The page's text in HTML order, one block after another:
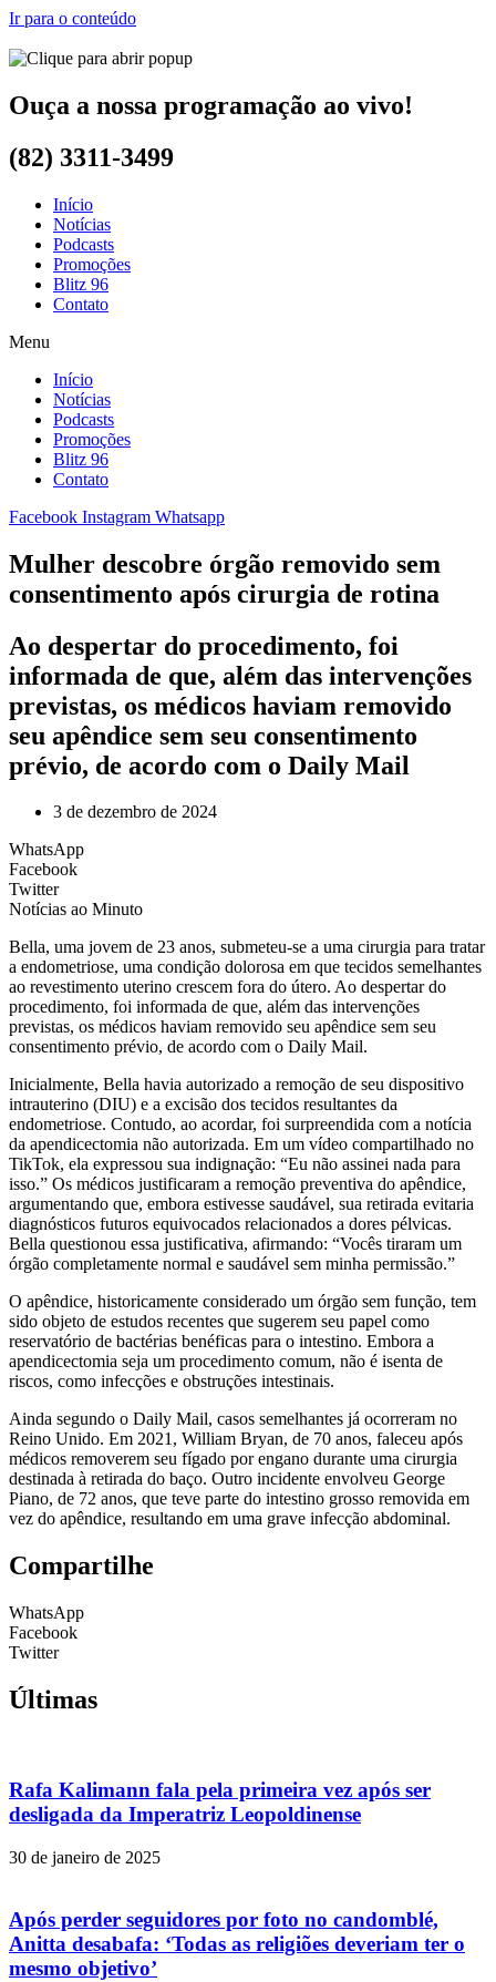
Ir para o conteúdo
Ouça a nossa programação ao vivo!
(82) 3311-3499
Início
Notícias
Podcasts
Promoções
Blitz 96
Contato
Menu
Início
Notícias
Podcasts
Promoções
Blitz 96
Contato
Facebook Instagram Whatsapp
Mulher descobre órgão removido sem
consentimento após cirurgia de rotina
Ao despertar do procedimento, foi
informada de que, além das intervenções
previstas, os médicos haviam removido
seu apêndice sem seu consentimento
prévio, de acordo com o Daily Mail
3 de dezembro de 2024
WhatsApp
Facebook
Twitter
Notícias ao Minuto
Bella, uma jovem de 23 anos, submeteu-se a uma cirurgia para tratar
a endometriose, uma condição dolorosa em que tecidos semelhantes
ao revestimento uterino crescem fora do útero. Ao despertar do
procedimento, foi informada de que, além das intervenções
previstas, os médicos haviam removido seu apêndice sem seu
consentimento prévio, de acordo com o Daily Mail.
Inicialmente, Bella havia autorizado a remoção de seu dispositivo
intrauterino (DIU) e a excisão dos tecidos resultantes da
endometriose. Contudo, ao acordar, foi surpreendida com a notícia
da apendicectomia não autorizada. Em um vídeo compartilhado no
TikTok, ela expressou sua indignação: “Eu não assinei nada para
isso.” Os médicos justificaram a remoção preventiva do apêndice,
argumentando que, embora estivesse saudável, sua retirada evitaria
diagnósticos futuros equivocados relacionados a dores pélvicas.
Bella questionou essa justificativa, afirmando: “Vocês tiraram um
órgão completamente normal e saudável sem minha permissão.”
O apêndice, historicamente considerado um órgão sem função, tem
sido objeto de estudos recentes que sugerem seu papel como
reservatório de bactérias benéficas para o intestino. Embora a
apendicectomia seja um procedimento comum, não é isenta de
riscos, como infecções e obstruções intestinais.
Ainda segundo o Daily Mail, casos semelhantes já ocorreram no
Reino Unido. Em 2021, William Bryan, de 70 anos, faleceu após
médicos removerem seu fígado por engano durante uma cirurgia
destinada à retirada do baço. Outro incidente envolveu George
Piano, de 72 anos, que teve parte do intestino grosso removida em
vez do apêndice, resultando em uma grave infecção abdominal.
Compartilhe
WhatsApp
Facebook
Twitter
Últimas
Rafa Kalimann fala pela primeira vez após ser
desligada da Imperatriz Leopoldinense
30 de janeiro de 2025
Após perder seguidores por foto no candomblé,
Anitta desabafa: ‘Todas as religiões deveriam ter o
mesmo objetivo’